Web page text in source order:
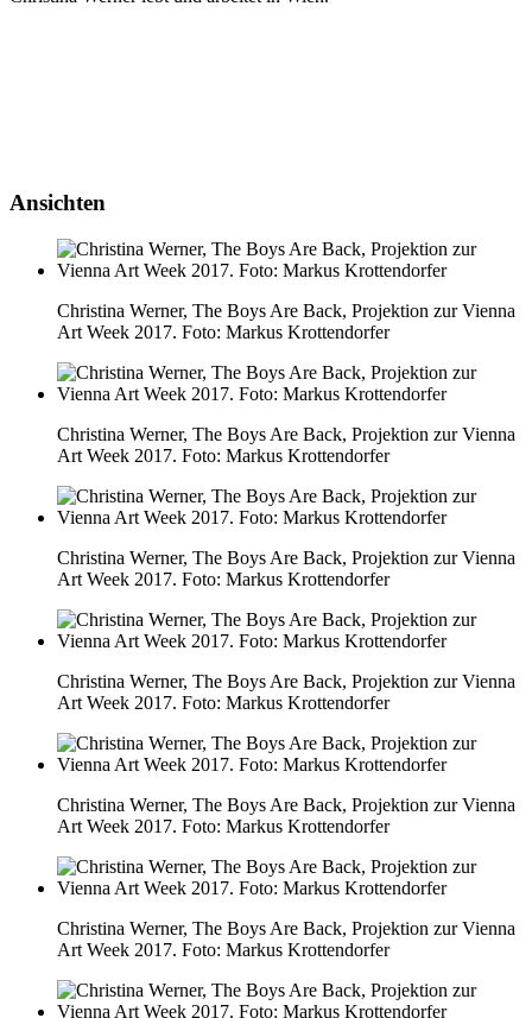
Ansichten
Christina Werner, The Boys Are Back, Projektion zur Vienna
Art Week 2017. Foto: Markus Krottendorfer
Christina Werner, The Boys Are Back, Projektion zur Vienna
Art Week 2017. Foto: Markus Krottendorfer
Christina Werner, The Boys Are Back, Projektion zur Vienna
Art Week 2017. Foto: Markus Krottendorfer
Christina Werner, The Boys Are Back, Projektion zur Vienna
Art Week 2017. Foto: Markus Krottendorfer
Christina Werner, The Boys Are Back, Projektion zur Vienna
Art Week 2017. Foto: Markus Krottendorfer
Christina Werner, The Boys Are Back, Projektion zur Vienna
Art Week 2017. Foto: Markus Krottendorfer